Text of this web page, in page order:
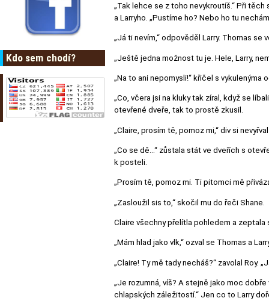
Kdo sem chodí?
„Tak lehce se z toho nevykroutíš.“ Při
a Larryho. „Pustíme ho? Nebo ho tu
„Já ti nevím,“ odpověděl Larry. Thomas se
„Ještě jedna možnost tu je. Hele, Larry,
„Na to ani nepomysli!“ křičel s vykulenýma
„Co, včera jsi na kluky tak zíral, když se
otevřené dveře, tak to prostě zkusil.
„Claire, prosím tě, pomoz mi,“ div si
„Co se dě…“ zůstala stát ve dveřích s
k posteli.
„Prosím tě, pomoz mi. Ti pitomci mě
„Zasloužil sis to,“ skočil mu do řeči Shane.
Claire všechny přelítla pohledem a
„Mám hlad jako vlk,“ ozval se Thomas a
„Claire! Ty mě tady necháš?“ zavolal Roy.
„Je rozumná, víš? A stejně jako moc
chlapských záležitostí.“ Jen co to Larry